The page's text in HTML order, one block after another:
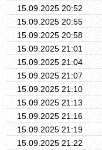
15.09.2025 20:52
15.09.2025 20:55
15.09.2025 20:58
15.09.2025 21:01
15.09.2025 21:04
15.09.2025 21:07
15.09.2025 21:10
15.09.2025 21:13
15.09.2025 21:16
15.09.2025 21:19
15.09.2025 21:22